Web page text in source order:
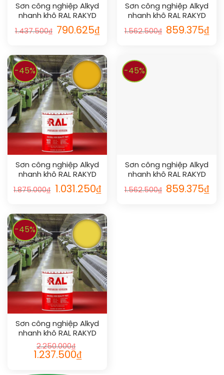
Sơn công nghiệp Alkyd
nhanh khô RAL RAKYD
QD 1019
1.437.500₫ 790.625₫
Sơn công nghiệp Alkyd
nhanh khô RAL RAKYD
QD 1014
1.562.500₫ 859.375₫
-45%
Sơn công nghiệp Alkyd
nhanh khô RAL RAKYD
QD 1003
1.875.000₫ 1.031.250₫
-45%
Sơn công nghiệp Alkyd
nhanh khô RAL RAKYD
QD 1027
1.562.500₫ 859.375₫
-45%
Sơn công nghiệp Alkyd
nhanh khô RAL RAKYD
QD 1018
2.250.000₫
1.237.500₫